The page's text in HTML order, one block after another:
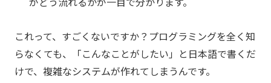
これって、すごくないですか？プログラミングを全く知
らなくても、「こんなことがしたい」と日本語で書くだ
けで、複雑なシステムが作れてしまうんです。